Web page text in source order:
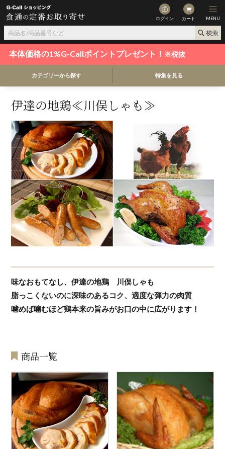
ログイン カート MENU
本体価格の1%G-Callポイントプレゼント！ ※税抜
カテゴリーから探す 特集を見る
伊達の地鶏≪川俣しゃも≫
味なおもてなし、伊達の地鶏 川俣しゃも
脂っこくないのに深味のあるコク、適度な弾力の肉質
噛めば噛むほど鶏本来の旨みがお口の中に広がります！
商品一覧